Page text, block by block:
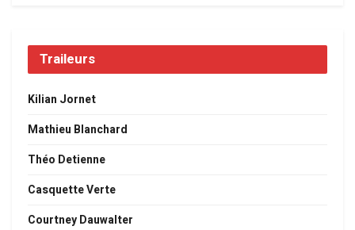
Traileurs
Kilian Jornet
Mathieu Blanchard
Théo Detienne
Casquette Verte
Courtney Dauwalter